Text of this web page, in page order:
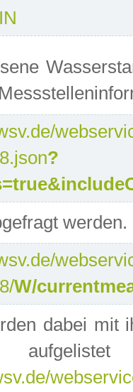
?
werden.
W/
dabei mit